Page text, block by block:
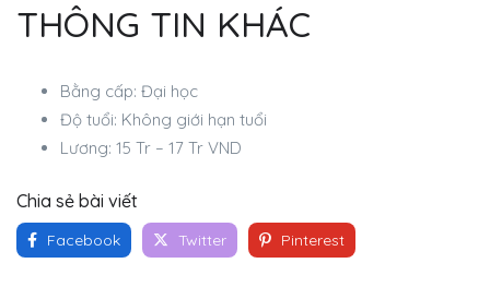
THÔNG TIN KHÁC
Bằng cấp: Đại học
Độ tuổi: Không giới hạn tuổi
Lương: 15 Tr – 17 Tr VND
Chia sẻ bài viết
Facebook Twitter Pinterest